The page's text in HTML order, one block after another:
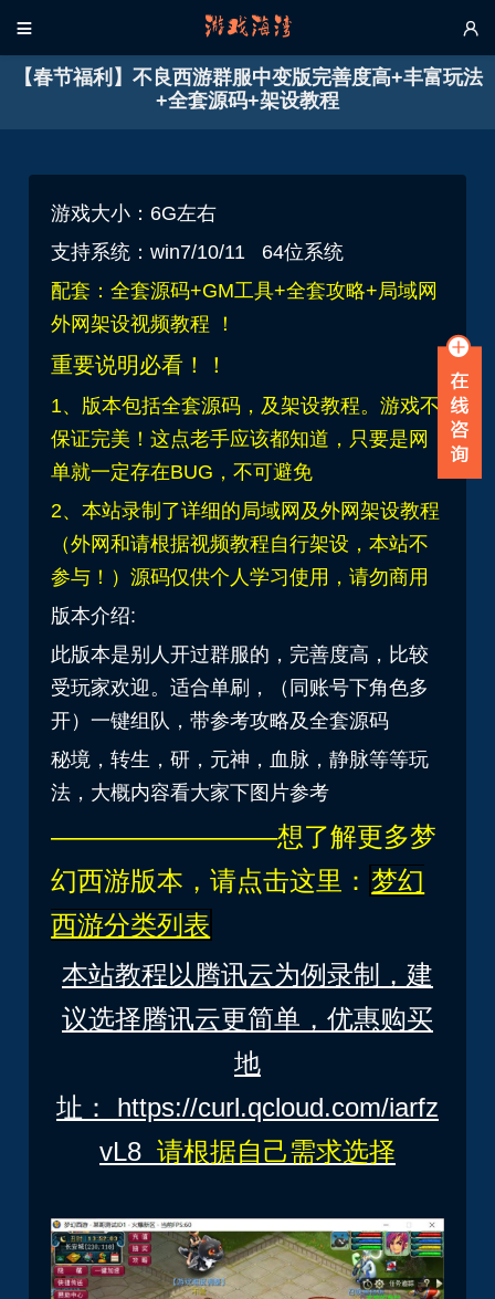
 
【春节福利】不良西游群服中变版完善度高+丰富玩法
+全套源码+架设教程
游戏大小：6G左右
支持系统：win7/10/11 64位系统
配套：全套源码+GM工具+全套攻略+局域网
外网架设视频教程 ！
重要说明必看！！
1、版本包括全套源码，及架设教程。游戏不
保证完美！这点老手应该都知道，只要是网
单就一定存在BUG，不可避免
2、本站录制了详细的局域网及外网架设教程
（外网和请根据视频教程自行架设，本站不
参与！）源码仅供个人学习使用，请勿商用
版本介绍:
此版本是别人开过群服的，完善度高，比较
受玩家欢迎。适合单刷，（同账号下角色多
开）一键组队，带参考攻略及全套源码
秘境，转生，研，元神，血脉，静脉等等玩
法， 大概内容看大家下图片参考
————————–想了解更多梦
幻西游版本，请点击这里： 梦幻
西游分类列表
本站教程以腾讯云为例录制，建
议选择腾讯云更简单，优惠购买
地
址： https://curl.qcloud.com/iarfz
vL8 请根据自己需求选择